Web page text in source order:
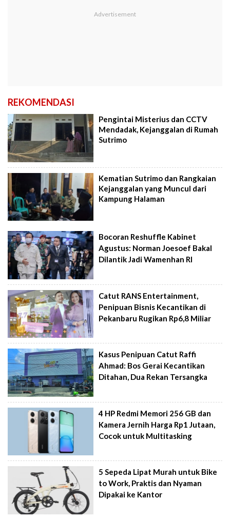
REKOMENDASI
Pengintai Misterius dan CCTV
Mendadak, Kejanggalan di Rumah
Sutrimo
Kematian Sutrimo dan Rangkaian
Kejanggalan yang Muncul dari
Kampung Halaman
Bocoran Reshuffle Kabinet
Agustus: Norman Joesoef Bakal
Dilantik Jadi Wamenhan RI
Catut RANS Entertainment,
Penipuan Bisnis Kecantikan di
Pekanbaru Rugikan Rp6,8 Miliar
Kasus Penipuan Catut Raffi
Ahmad: Bos Gerai Kecantikan
Ditahan, Dua Rekan Tersangka
4 HP Redmi Memori 256 GB dan
Kamera Jernih Harga Rp1 Jutaan,
Cocok untuk Multitasking
5 Sepeda Lipat Murah untuk Bike
to Work, Praktis dan Nyaman
Dipakai ke Kantor